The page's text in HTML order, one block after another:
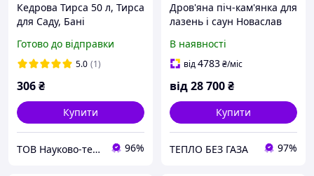
Кедрова Тирса 50 л, Тирса
для Саду, Бані
Готово до відправки
5.0 (1)
306₴
Купити
ТОВ Науково-технічний союз 96%
Дров'яна піч-кам'янка для
лазень і саун Новаслав
В наявності
від4783₴/міс
від28 700₴
Купити
ТЕПЛО БЕЗ ГАЗА 97%